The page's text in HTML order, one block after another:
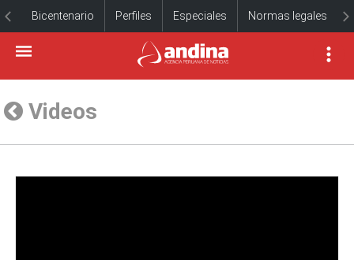
Bicentenario Perfiles Especiales Normas legales
Videos